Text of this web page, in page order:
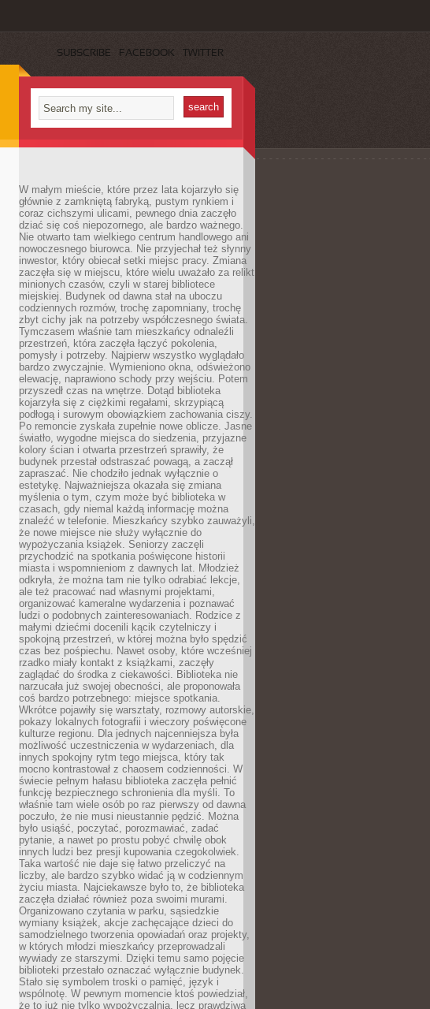
SUBSCRIBE FACEBOOK TWITTER
W małym mieście, które przez lata kojarzyło się
głównie z zamkniętą fabryką, pustym rynkiem i
coraz cichszymi ulicami, pewnego dnia zaczęło
dziać się coś niepozornego, ale bardzo ważnego.
Nie otwarto tam wielkiego centrum handlowego ani
nowoczesnego biurowca. Nie przyjechał też słynny
inwestor, który obiecał setki miejsc pracy. Zmiana
zaczęła się w miejscu, które wielu uważało za relikt
minionych czasów, czyli w starej bibliotece
miejskiej. Budynek od dawna stał na uboczu
codziennych rozmów, trochę zapomniany, trochę
zbyt cichy jak na potrzeby współczesnego świata.
Tymczasem właśnie tam mieszkańcy odnaleźli
przestrzeń, która zaczęła łączyć pokolenia,
pomysły i potrzeby. Najpierw wszystko wyglądało
bardzo zwyczajnie. Wymieniono okna, odświeżono
elewację, naprawiono schody przy wejściu. Potem
przyszedł czas na wnętrze. Dotąd biblioteka
kojarzyła się z ciężkimi regałami, skrzypiącą
podłogą i surowym obowiązkiem zachowania ciszy.
Po remoncie zyskała zupełnie nowe oblicze. Jasne
światło, wygodne miejsca do siedzenia, przyjazne
kolory ścian i otwarta przestrzeń sprawiły, że
budynek przestał odstraszać powagą, a zaczął
zapraszać. Nie chodziło jednak wyłącznie o
estetykę. Najważniejsza okazała się zmiana
myślenia o tym, czym może być biblioteka w
czasach, gdy niemal każdą informację można
znaleźć w telefonie. Mieszkańcy szybko zauważyli,
że nowe miejsce nie służy wyłącznie do
wypożyczania książek. Seniorzy zaczęli
przychodzić na spotkania poświęcone historii
miasta i wspomnieniom z dawnych lat. Młodzież
odkryła, że można tam nie tylko odrabiać lekcje,
ale też pracować nad własnymi projektami,
organizować kameralne wydarzenia i poznawać
ludzi o podobnych zainteresowaniach. Rodzice z
małymi dziećmi docenili kącik czytelniczy i
spokojną przestrzeń, w której można było spędzić
czas bez pośpiechu. Nawet osoby, które wcześniej
rzadko miały kontakt z książkami, zaczęły
zaglądać do środka z ciekawości. Biblioteka nie
narzucała już swojej obecności, ale proponowała
coś bardzo potrzebnego: miejsce spotkania.
Wkrótce pojawiły się warsztaty, rozmowy autorskie,
pokazy lokalnych fotografii i wieczory poświęcone
kulturze regionu. Dla jednych najcenniejsza była
możliwość uczestniczenia w wydarzeniach, dla
innych spokojny rytm tego miejsca, który tak
mocno kontrastował z chaosem codzienności. W
świecie pełnym hałasu biblioteka zaczęła pełnić
funkcję bezpiecznego schronienia dla myśli. To
właśnie tam wiele osób po raz pierwszy od dawna
poczuło, że nie musi nieustannie pędzić. Można
było usiąść, poczytać, porozmawiać, zadać
pytanie, a nawet po prostu pobyć chwilę obok
innych ludzi bez presji kupowania czegokolwiek.
Taka wartość nie daje się łatwo przeliczyć na
liczby, ale bardzo szybko widać ją w codziennym
życiu miasta. Najciekawsze było to, że biblioteka
zaczęła działać również poza swoimi murami.
Organizowano czytania w parku, sąsiedzkie
wymiany książek, akcje zachęcające dzieci do
samodzielnego tworzenia opowiadań oraz projekty,
w których młodzi mieszkańcy przeprowadzali
wywiady ze starszymi. Dzięki temu samo pojęcie
biblioteki przestało oznaczać wyłącznie budynek.
Stało się symbolem troski o pamięć, język i
wspólnotę. W pewnym momencie ktoś powiedział,
że to już nie tylko wypożyczalnia, lecz prawdziwa